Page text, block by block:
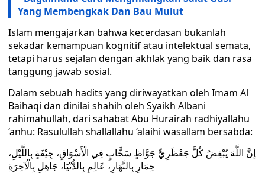
Yang Membengkak Dan Bau Mulut
Islam mengajarkan bahwa kecerdasan bukanlah
sekadar kemampuan kognitif atau intelektual semata,
tetapi harus sejalan dengan akhlak yang baik dan rasa
tanggung jawab sosial.
Dalam sebuah hadits yang diriwayatkan oleh Imam Al
Baihaqi dan dinilai shahih oleh Syaikh Albani
rahimahullah, dari sahabat Abu Hurairah radhiyallahu
‘anhu: Rasulullah shallallahu ‘alaihi wasallam bersabda:
إنَّ اللَّهَ يُبْغِضُ كُلَّ جَعْظَرِيٍّ جَوَّاظٍ سَخَّابٍ فِي الْأَسْوَاقِ، جِيْفَةٍ بِاللَّيْلِ،
حِمَارٍ بِالنَّهَارِ، عَالِمٍ بِالدُّنْيَا، جَاهِلٍ بِالْآخِرَةِ